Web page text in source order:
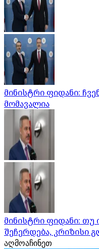
მინისტრი ფიდანი:
მომავალია
მინისტრი ფიდანი: თუ
შეჩერდება, კრიზისი
აღმოაჩინეთ